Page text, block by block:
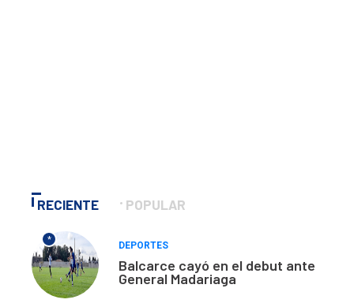
RECIENTE POPULAR
*
DEPORTES
Balcarce cayó en el debut ante
General Madariaga